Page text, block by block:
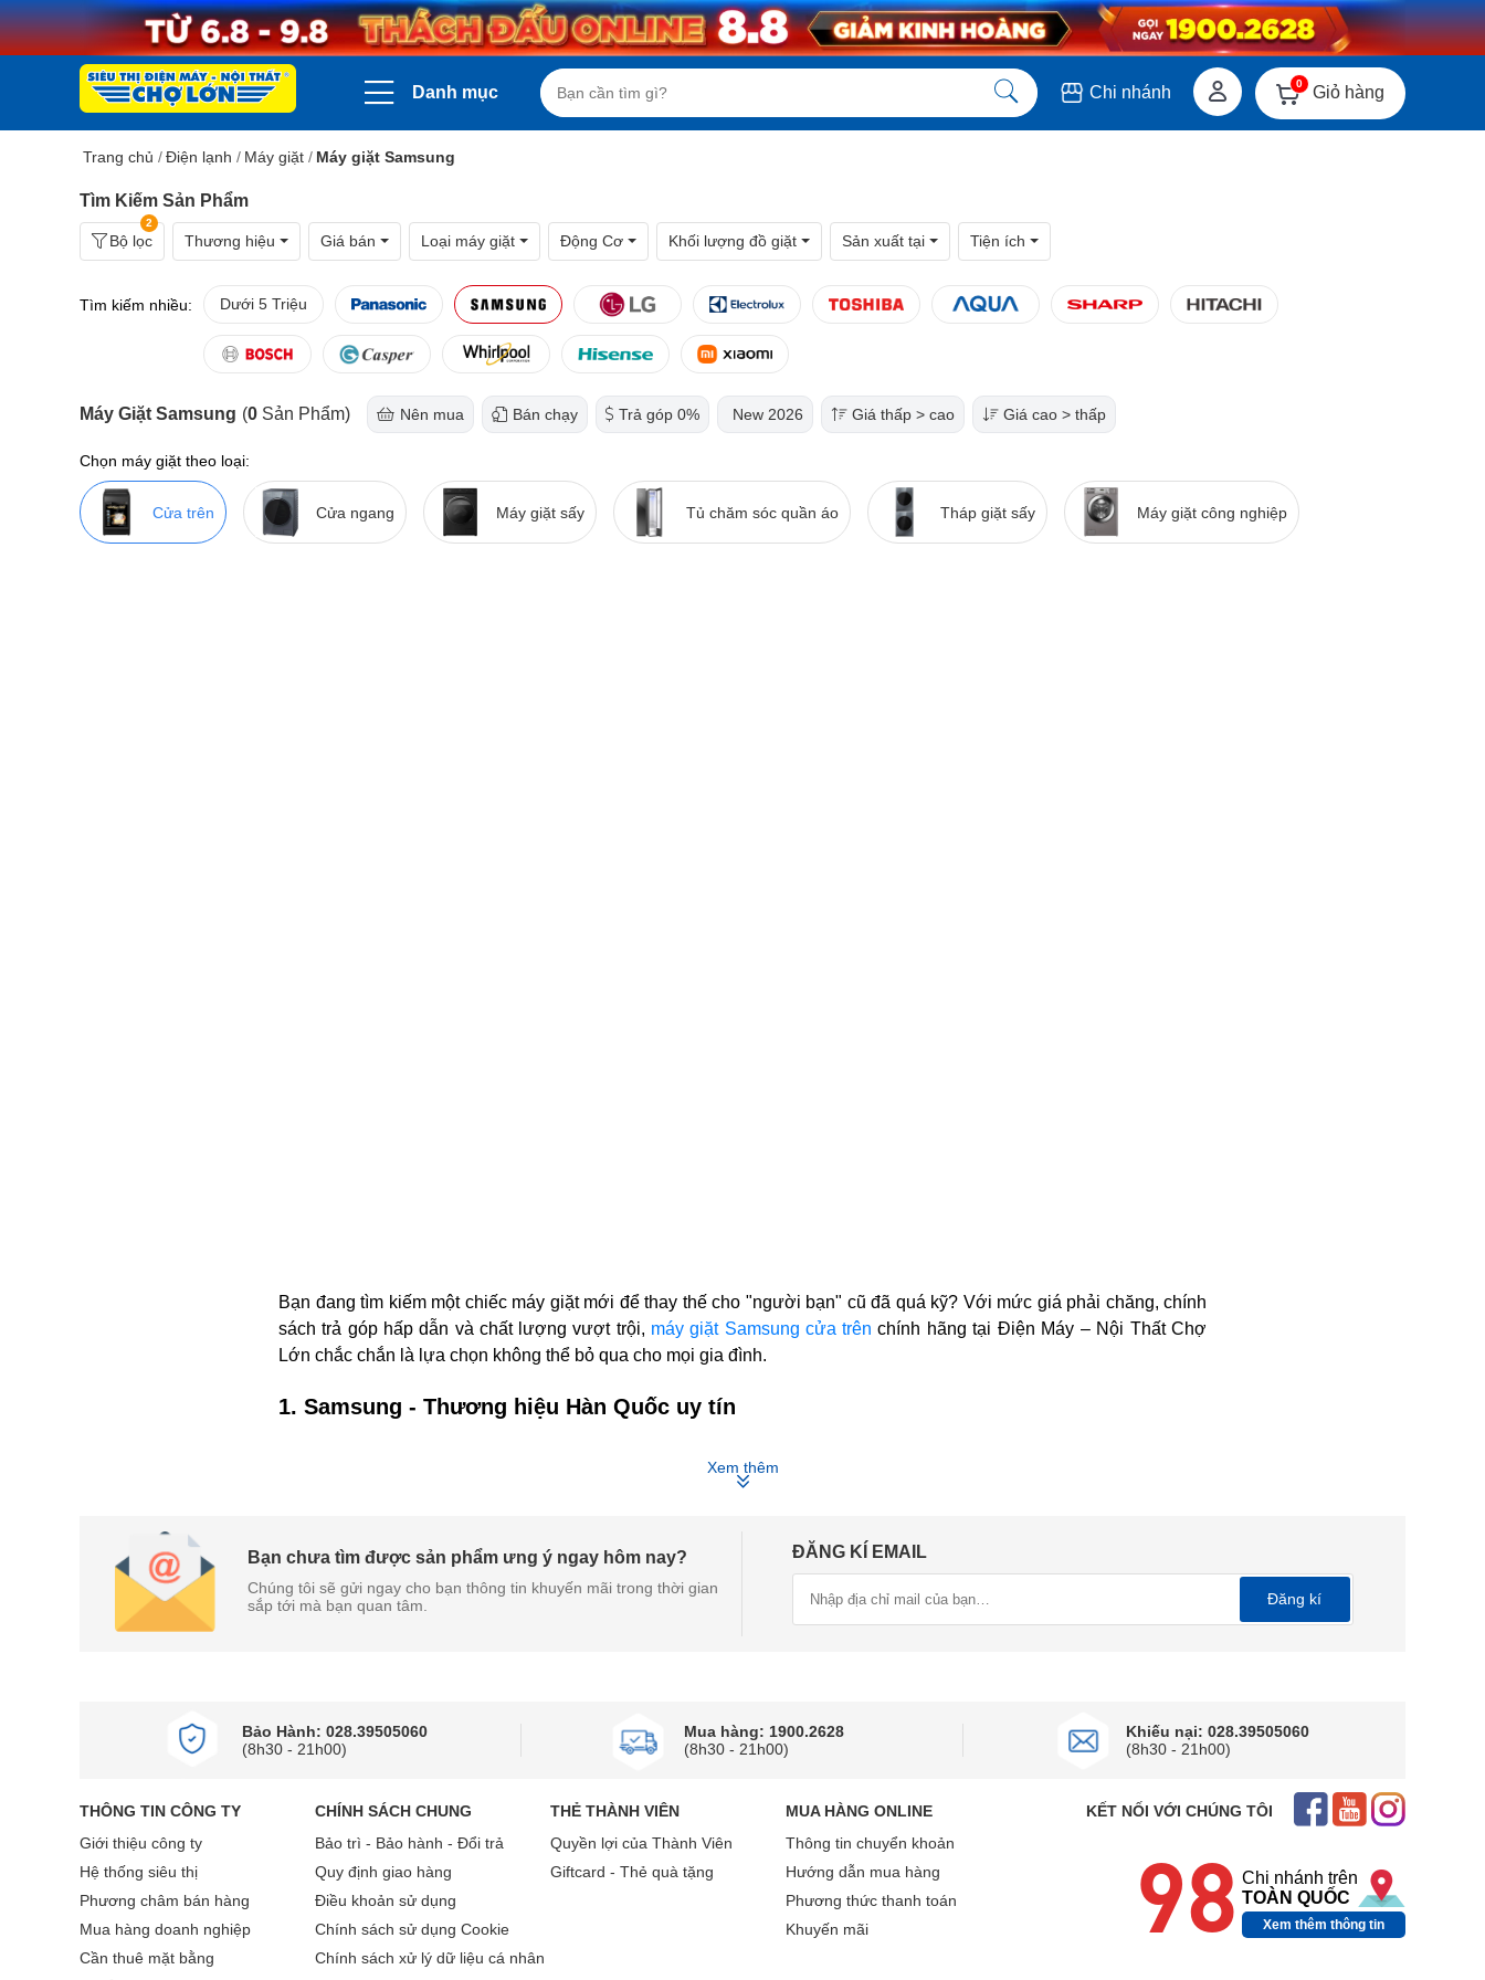
Danh mục Chi nhánh 0 Giỏ hàng
Trang chủ /Điện lạnh / Máy giặt / Máy giặt Samsung
Tìm Kiếm Sản Phẩm
Bộ lọc
2
Thương hiệu Giá bán Loại máy giặt Động Cơ Khối lượng đồ giặt Sản xuất tại Tiện ích
Tìm kiếm nhiều: Dưới 5 Triệu
Máy Giặt Samsung (0 Sản Phẩm) Nên mua Bán chạy Trả góp 0% New 2026 Giá thấp > cao Giá cao > thấp
Chọn máy giặt theo loại:
Cửa trên Cửa ngang Máy giặt sấy Tủ chăm sóc quần áo Tháp giặt sấy Máy giặt công nghiệp
Bạn đang tìm kiếm một chiếc máy giặt mới để thay thế cho "người bạn" cũ đã quá kỹ? Với mức giá phải chăng, chính
sách trả góp hấp dẫn và chất lượng vượt trội, máy giặt Samsung cửa trên chính hãng tại Điện Máy – Nội Thất Chợ
Lớn chắc chắn là lựa chọn không thể bỏ qua cho mọi gia đình.
1. Samsung - Thương hiệu Hàn Quốc uy tín
1938 tại Hàn Quốc. Samsung đã trải qua một hành trình phát triển đáng kinh ngạc và trở thành một trong những tập
Máy giặt Samsung cửa trên được ưa chuộng nhờ thiết kế đa dạng, tích hợp công nghệ hiện đại, độ bền cao và giá cả
2. Các điểm nổi bật trên máy giặt Samsung cửa trên
2.1 Thiết kế sang trọng, khối lượng giặt đa dạng
Thiết kế cửa trên - lồng đứng khá tiện lợi để người dùng cho quần áo vào mà không cần cúi người.
cửa trên sở hữu gam màu trung tính, người dùng có thể dễ dàng phối cùng nhiều phong cách nội thất khác nhau mà
Xem thêm
Bạn chưa tìm được sản phẩm ưng ý ngay hôm nay?
Chúng tôi sẽ gửi ngay cho bạn thông tin khuyến mãi trong thời gian
sắp tới mà bạn quan tâm.
ĐĂNG KÍ EMAIL
Đăng kí
Bảo Hành: 028.39505060
(8h30 - 21h00)
Mua hàng: 1900.2628
(8h30 - 21h00)
Khiếu nại: 028.39505060
(8h30 - 21h00)
THÔNG TIN CÔNG TY
Giới thiệu công ty
Hệ thống siêu thị
Phương châm bán hàng
Mua hàng doanh nghiệp
Cần thuê mặt bằng
CHÍNH SÁCH CHUNG
Bảo trì - Bảo hành - Đổi trả
Quy định giao hàng
Điều khoản sử dụng
Chính sách sử dụng Cookie
Chính sách xử lý dữ liệu cá nhân
THẺ THÀNH VIÊN
Quyền lợi của Thành Viên
Giftcard - Thẻ quà tặng
MUA HÀNG ONLINE
Thông tin chuyển khoản
Hướng dẫn mua hàng
Phương thức thanh toán
Khuyến mãi
KẾT NỐI VỚI CHÚNG TÔI
98 Chi nhánh trên
TOÀN QUỐC
Xem thêm thông tin